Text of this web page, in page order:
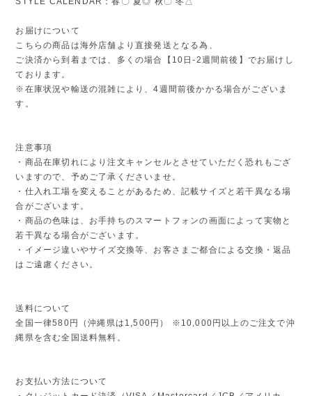
お届けについて
こちらの商品は海外店舗より直接発送となる為、
ご決済から到着までは、多くの場合【10日-2週間前後】でお届けし
ております。
※在庫状況や輸送の混雑により、4週間前後かかる場合がございま
す。
注意事項
・商品在庫切れにより注文キャンセルとさせていただく恐れもござ
いますので、予めご了承くださいませ。
・仕入れ工場を変えることがあるため、記載サイズと若干異なる場
合がございます。
・商品の色味は、お手持ちのスマートフォンの画面によって実物と
若干異なる場合がございます。
・イメージ違いやサイズ交換等、お客さまご都合による交換・返品
はご遠慮ください。
送料について
全国一律580円（沖縄県は1,500円） ※10,000円以上のご注文で沖
縄県を含む全国送料無料。
お支払い方法について